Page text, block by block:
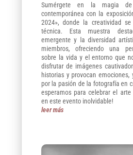
Sumérgete en la magia
contemporánea con la
2024», donde la creatividad
técnica. Esta muestra
emergente y la diversidad
miembros, ofreciendo una
sobre la vida y el entorno que
disfrutar de imágenes
historias y provocan emociones,
por la pasión de la fotografía en
esperamos para celebrar el
en este evento inolvidable!
leer más